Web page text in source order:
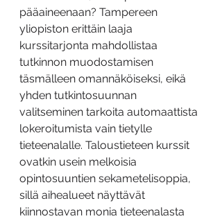
pääaineenaan? Tampereen
yliopiston erittäin laaja
kurssitarjonta mahdollistaa
tutkinnon muodostamisen
täsmälleen omannäköiseksi, eikä
yhden tutkintosuunnan
valitseminen tarkoita automaattista
lokeroitumista vain tietylle
tieteenalalle. Taloustieteen kurssit
ovatkin usein melkoisia
opintosuuntien sekametelisoppia,
sillä aihealueet näyttävät
kiinnostavan monia tieteenalasta